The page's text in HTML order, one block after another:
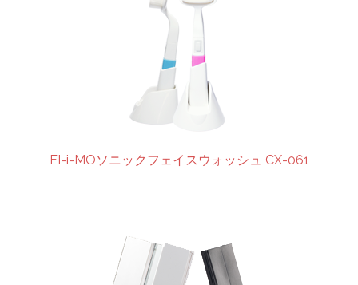
FI-i-MOソニックフェイスウォッシュ CX-061